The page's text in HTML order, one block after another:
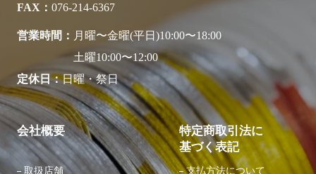
FAX
076-214-6367
営業時間
月曜〜金曜(平日)10:00〜18:00
土曜10:00〜12:00
定休日
日曜・祭日
会社概要
取扱店舗
特定商取引法に
基づく表記
支払方法について